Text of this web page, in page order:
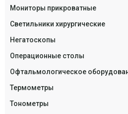
Мониторы прикроватные
Светильники хирургические
Негатоскопы
Операционные столы
Офтальмологическое
Термометры
Тонометры